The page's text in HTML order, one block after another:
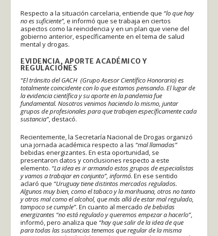
Respecto a la situación carcelaria, entiende que “lo que hay
no es suficiente”, e informó que se trabaja en ciertos
aspectos como la reincidencia y en un plan que viene del
gobierno anterior, específicamente en el tema de salud
mental y drogas.
EVIDENCIA, APORTE ACADÉMICO Y
REGULACIONES
“El tránsito del GACH (Grupo Asesor Científico Honorario) es
totalmente coincidente con lo que estamos pensando. El lugar de
la evidencia científica y su aporte en la pandemia fue
fundamental. Nosotros venimos haciendo lo mismo, juntar
grupos de profesionales para que trabajen específicamente cada
sustancia”, destacó.
Recientemente, la Secretaría Nacional de Drogas organizó
una jornada académica respecto a las “mal llamadas”
bebidas energizantes. En esta oportunidad, se
presentaron datos y conclusiones respecto a este
elemento. “La idea es ir armando estos grupos de especialistas
y vamos a trabajar en conjunto”, informó. En ese sentido
aclaró que “Uruguay tiene distintos mercados regulados.
Algunos muy bien, como el tabaco y la marihuana, otros no tanto
y otros mal como el alcohol, que más allá de estar mal regulado,
tampoco se cumple”. En cuanto al mercado de bebidas
energizantes “no está regulado y queremos empezar a hacerlo”,
informó, pero analiza que “hay que salir de la idea de que
para todas las sustancias tenemos que regular de la misma